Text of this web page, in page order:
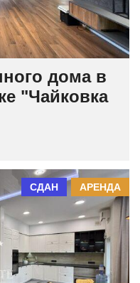
дома в
"Чайковка
АРЕНДА
СДАН